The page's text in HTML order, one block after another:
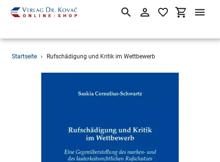
Direkt
SuchenEinloggen
Startseite › Rufschädigung und Kritik im Wettbewerb